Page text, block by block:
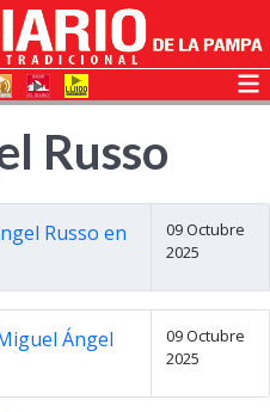
Russo
Russo en
09 Octubre
2025
Ángel
09 Octubre
2025